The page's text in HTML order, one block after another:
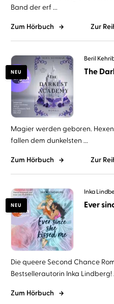
Band der erf ...
Zum Hörbuch Zur
NEU
Beril
The
Magier werden geboren.
fallen dem dunkelsten ...
Zum Hörbuch Zur
NEU
Inka
Ever
Die queere Second Chance
Bestsellerautorin Inka Lindberg!
Zum Hörbuch